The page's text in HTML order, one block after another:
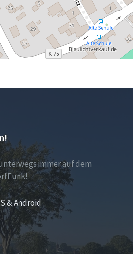
immer auf dem
& Android